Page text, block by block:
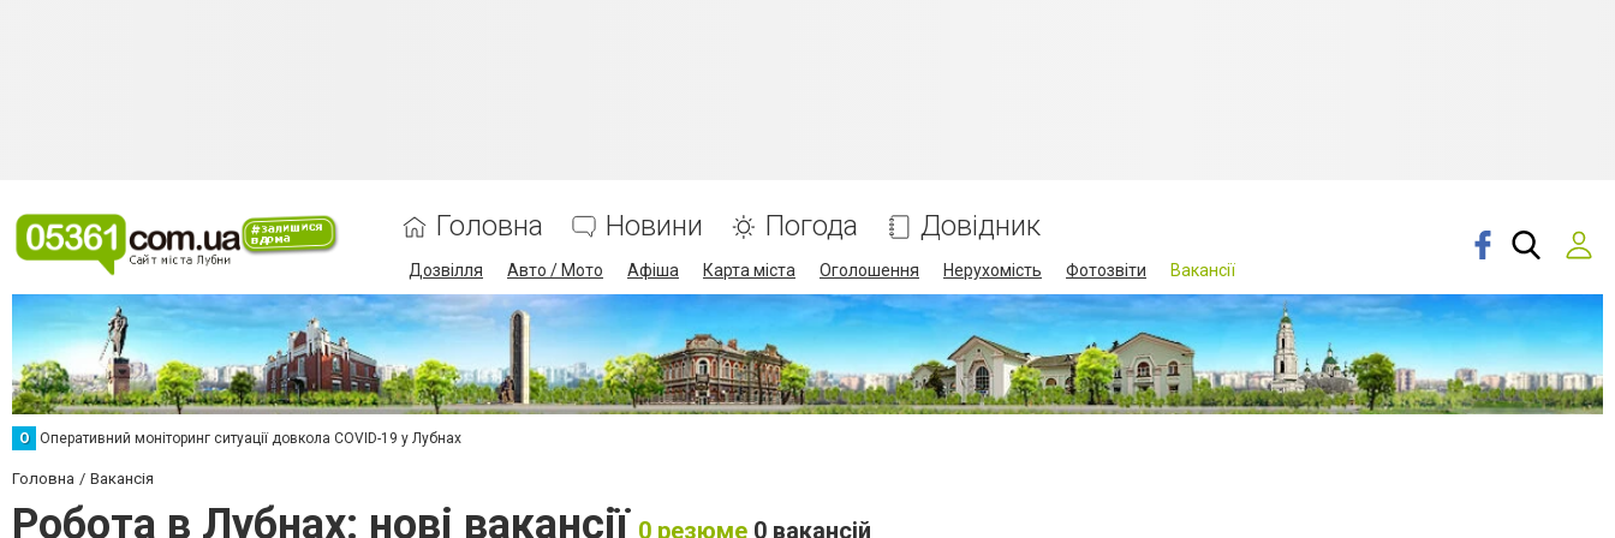
Головна Новини Погода Довідник
Дозвілля Авто / Мото Афіша Карта міста Оголошення Нерухомість Фотозвіти Вакансії
О Оперативний моніторинг ситуації довкола COVID-19 у Лубнах
Головна Вакансія
Робота в Лубнах: нові вакансії 0 резюме 0 вакансій